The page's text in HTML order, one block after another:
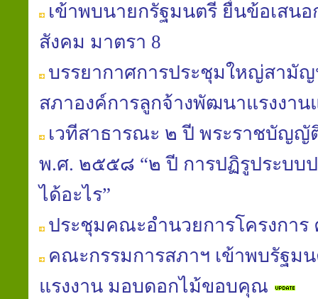
เข้าพบนายกรัฐมนตรี ยื่นข้อเสนอ
สังคม มาตรา 8
บรรยากาศการประชุมใหญ่สามัญ
สภาองค์การลูกจ้างพัฒนาแรงงาน
เวทีสาธารณะ ๒ ปี พระราชบัญ
พ.ศ. ๒๕๕๘ “๒ ปี การปฏิรูประบบ
ได้อะไร”
ประชุมคณะอำนวยการโครงการ
คณะกรรมการสภาฯ เข้าพบรัฐมน
แรงงาน มอบดอกไม้ขอบคุณ